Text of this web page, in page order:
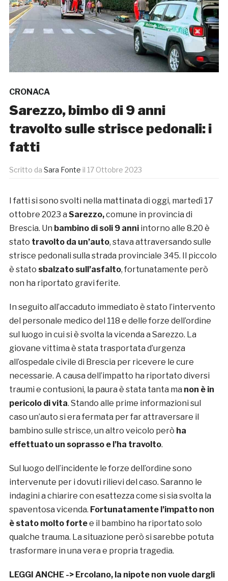
CRONACA
Sarezzo, bimbo di 9 anni
travolto sulle strisce pedonali: i
fatti
Scritto da Sara Fonte il 17 Ottobre 2023
I fatti si sono svolti nella mattinata di oggi, martedì 17
ottobre 2023 a Sarezzo,comune in provincia di
Brescia. Un bambino di soli 9 anniintorno alle 8.20 è
stato travolto da un’auto, stava attraversando sulle
strisce pedonali sulla strada provinciale 345. Il piccolo
è stato sbalzato sull’asfalto, fortunatamente però
non ha riportato gravi ferite.
In seguito all’accaduto immediato è stato l’intervento
del personale medico del 118 e delle forze dell’ordine
sul luogo in cui si è svolta la vicenda a Sarezzo. La
giovane vittima è stata trasportata d’urgenza
all’ospedale civile di Brescia per ricevere le cure
necessarie. A causa dell’impatto ha riportato diversi
traumi e contusioni, la paura è stata tanta ma non è in
pericolo di vita. Stando alle prime informazioni sul
caso un’auto si era fermata per far attraversare il
bambino sulle strisce, un altro veicolo però ha
effettuato un soprasso e l’ha travolto.
Sul luogo dell’incidente le forze dell’ordine sono
intervenute per i dovuti rilievi del caso. Saranno le
indagini a chiarire con esattezza come si sia svolta la
spaventosa vicenda. Fortunatamente l’impatto non
è stato molto fortee il bambino ha riportato solo
qualche trauma. La situazione però si sarebbe potuta
trasformare in una vera e propria tragedia.
LEGGI ANCHE -> Ercolano, la nipote non vuole dargli